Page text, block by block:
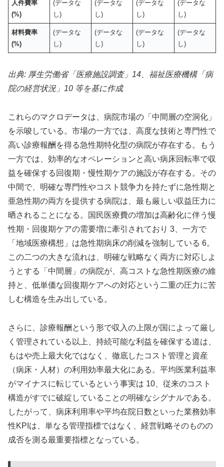
人件費率
(%)
(データな
し)
(データな
し)
(データな
し)
(データな
し)
材料費率
(%)
(データな
し)
(データな
し)
(データな
し)
(データな
し)
出典: 厚生労働省「医療施設調査」14、福祉医療機構「病
院の経営状況」10 等を基に作成
これらのマクロデータは、病院市場の「中間層の空洞化」
を示唆している。市場の一方では、高度な技術と専門性で
高い診療報酬を得る急性期特化型の病院が存在する。もう
一方では、効率的なオペレーションと高い病床回転率で収
益を確保する回復期・慢性期ケアの施設が存在する。その
中間で、明確な専門性やコスト競争力を持たずに急性期と
亜急性期の両方を提供する病院は、最も厳しい収益圧力に
晒されることになる。国民医療費の増加は高齢化に伴う慢
性期・回復期ケアの需要増に牽引されており 3、一方で
「地域医療構想」は急性期病床の削減を強制している 6。
この二つの大きな流れは、明確な戦略なく両方に対応しよ
うとする「中間層」の病院が、高コストな急性期医療の維
持と、低単価な回復期ケアへの対応という二重の圧力に苦
しむ構造を生み出している。
さらに、診療報酬という形で収入の上限が国によって厳し
く管理されている以上、持続可能な利益を確保する道は、
もはや売上最大化ではなく、徹底したコスト管理と資産
（病床・人材）の利用効率最大化にある。平均医業利益率
がマイナスに転じているという事実は 10、従来のコスト
構造がすでに破綻していることの明確なシグナルである。
したがって、病床利用率や平均在院日数といった業務効率
性KPIは、単なる管理指標ではなく、経営戦略そのものの
成否を測る最重要指標となっている。